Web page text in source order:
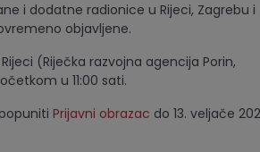
i dodatne radionice u Rijeci, Zagrebu i
objavljene.
(Riječka razvojna agencija Porin,
u 11:00 sati.
Prijavni obrazac do 13. veljače